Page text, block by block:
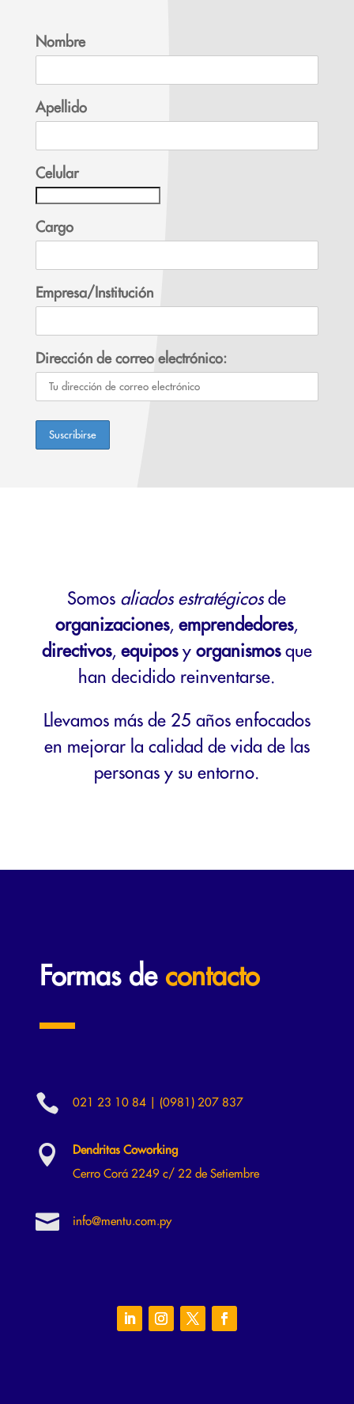
Nombre
Apellido
Celular
Cargo
Empresa/Institución
Dirección de correo electrónico:
Somos aliados estratégicosde
organizaciones,emprendedores,
directivos, equiposy organismosque
han decidido reinventarse.
Llevamos más de 25 años enfocados
en mejorar la calidad de vida de las
personas y su entorno.
Formas de contacto
 021 23 10 84 | (0981) 207 837

Dendritas Coworking
Cerro Corá 2249 c/ 22 de Setiembre
 info@mentu.com.py